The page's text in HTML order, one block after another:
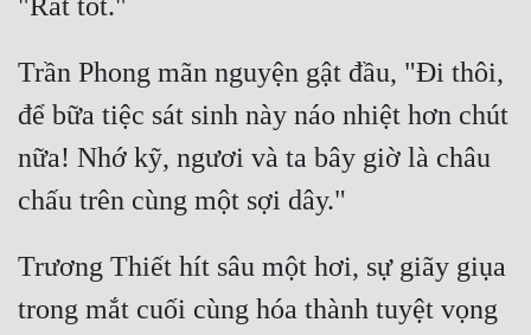
Trần Phong mãn nguyện gật đầu, "Đi thôi,
để bữa tiệc sát sinh này náo nhiệt hơn chút
nữa! Nhớ kỹ, ngươi và ta bây giờ là châu
Trương Thiết hít sâu một hơi, sự giãy giụa
trong mắt cuối cùng hóa thành tuyệt vọng